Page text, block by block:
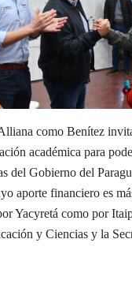
como Benítez
académica para
del Gobierno del
aporte financiero es
Yacyretá como por
y Ciencias y la